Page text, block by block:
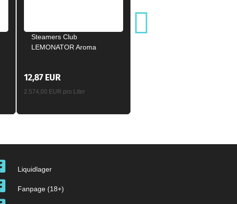
Steamers Club
LEMONATOR Aroma
12,87 EUR
2.574,00 EUR pro Liter
Liquidlager
Fanpage (18+)